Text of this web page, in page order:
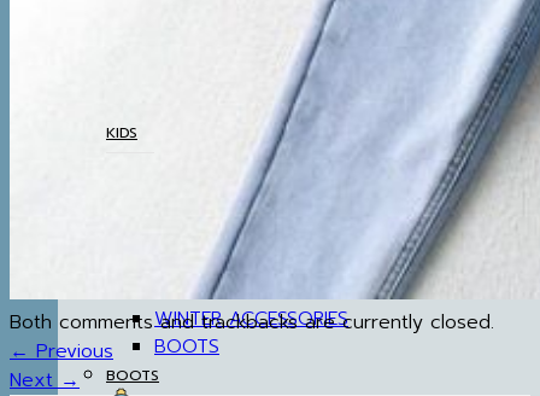
DRESSES & AIRPORT
THERMAL UNDERWEAR
KIDS
BOTTOM
SETS & AIRPORT LOOKS
THERMAL UNDERWEAR
WINTER ACCESSORIES
BOOTS
BOOTS
Both comments and trackbacks are currently closed.
←Previous
Next→